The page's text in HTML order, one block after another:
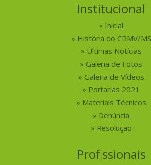
Institucional
Inicial
História do CRMV/MS
Últimas Notícias
Galeria de Fotos
Galeria de Vídeos
Portarias 2021
Materiais Técnicos
Denúncia
Resolução
Profissionais